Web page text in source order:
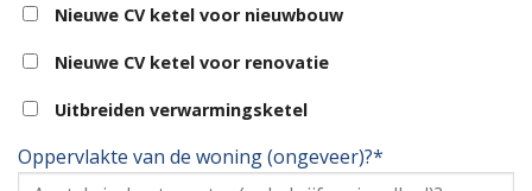
Nieuwe CV ketel voor nieuwbouw
Nieuwe CV ketel voor renovatie
Uitbreiden verwarmingsketel
Oppervlakte van de woning (ongeveer)?*